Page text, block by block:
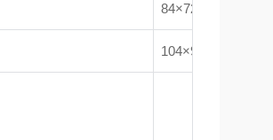
84×72
104×90